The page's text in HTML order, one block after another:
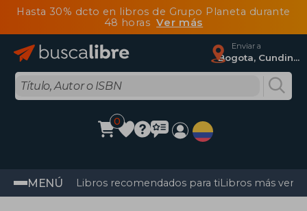
Hasta 30% dcto en libros de Grupo Planeta durante
48 horasVer más
Enviar a
Bogota, Cundinamarca
0
MENÚ Libros recomendados para tiLibros más